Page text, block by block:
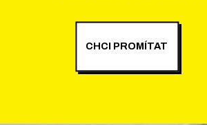
CHCI PROMÍTAT